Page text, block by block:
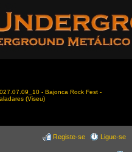
- Bajonca Rock Fest -
(Viseu)
Ligue-se
Registe-se